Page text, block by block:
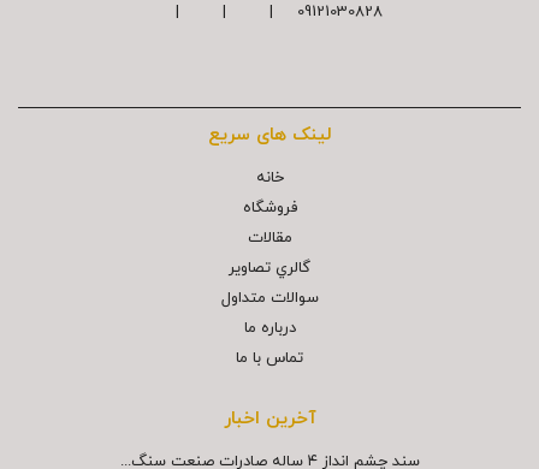
09121030828 | | |
لینک های سریع
خانه
فروشگاه
مقالات
گالري تصاوير
سوالات متداول
درباره ما
تماس با ما
آخرین اخبار
سند چشم انداز ۴ ساله صادرات صنعت سنگ...